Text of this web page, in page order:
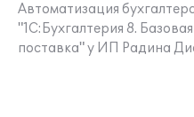
Автоматизация
"1С:Бухгалтерия 8.
поставка" у ИП Радина